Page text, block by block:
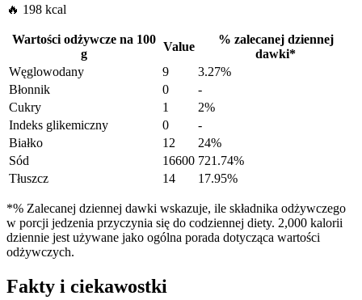
🔥 198 kcal
Wartości odżywcze na 100
g
Value
% zalecanej dziennej
dawki*
Węglowodany
9
3.27%
Błonnik
0
-
Cukry
1
2%
Indeks glikemiczny
0
-
Białko
12
24%
Sód
16600 721.74%
Tłuszcz
14 17.95%
*% Zalecanej dziennej dawki wskazuje, ile składnika odżywczego
w porcji jedzenia przyczynia się do codziennej diety. 2,000 kalorii
dziennie jest używane jako ogólna porada dotycząca wartości
odżywczych.
Fakty i ciekawostki